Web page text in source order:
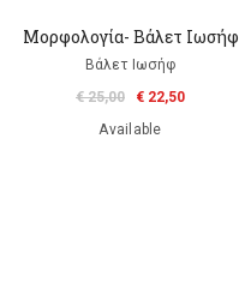
Μορφολογία- Βάλετ Ιωσήφ
Βάλετ Ιωσήφ
€ 25,00
€ 22,50
Available